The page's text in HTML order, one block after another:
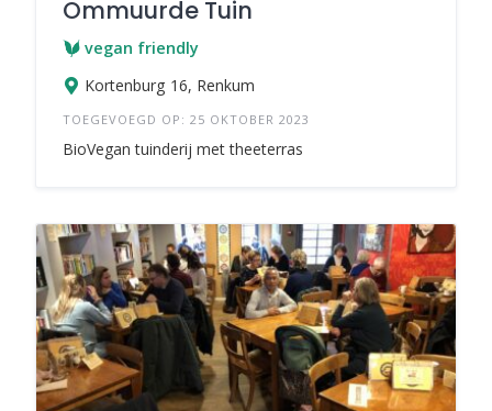
Ommuurde Tuin
vegan friendly
Kortenburg 16, Renkum
TOEGEVOEGD OP: 25 OKTOBER 2023
BioVegan tuinderij met theeterras